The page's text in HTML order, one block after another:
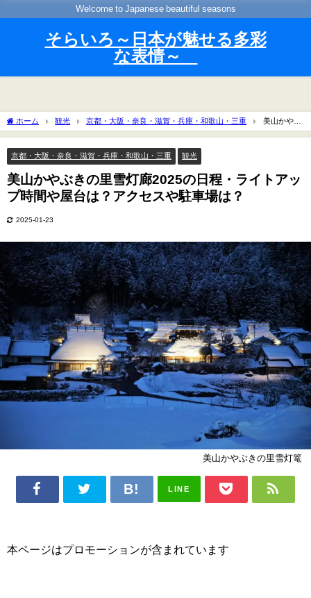
Welcome to Japanese beautiful seasons
そらいろ～日本が魅せる多彩
な表情～
ホーム 観光 京都・大阪・奈良・滋賀・兵庫・和歌山・三重
美山かやぶ
きの里雪灯廊2025の日程・ライトアップ時間や屋台は？アクセスや駐車場は？
京都・大阪・奈良・滋賀・兵庫・和歌山・三重 観光
美山かやぶきの里雪灯廊2025の日程・ライトアッ
プ時間や屋台は？アクセスや駐車場は？
2025-01-23
美山かやぶきの里雪灯篭
LINE
本ページはプロモーションが含まれています